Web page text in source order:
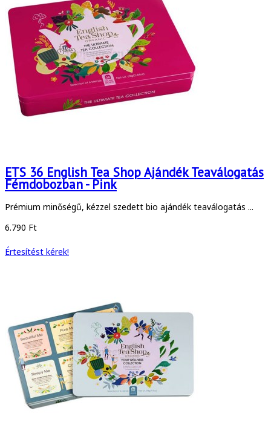
ETS 36 English Tea Shop Ajándék Teaválogatás
Fémdobozban - Pink
Prémium minőségű, kézzel szedett bio ajándék teaválogatás ...
6.790 Ft
Értesítést kérek!